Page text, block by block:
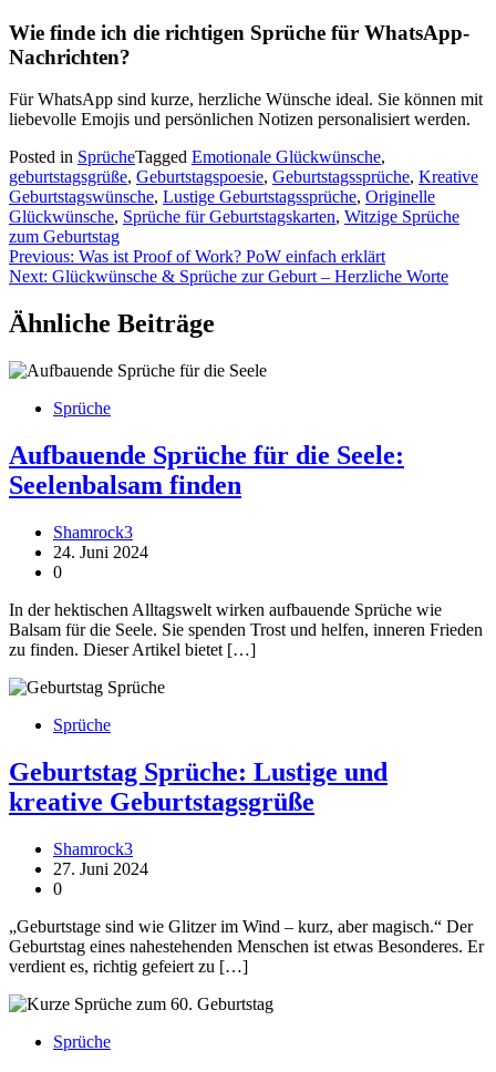
Wie finde ich die richtigen Sprüche für WhatsApp-
Nachrichten?
Für WhatsApp sind kurze, herzliche Wünsche ideal. Sie können mit
liebevolle Emojis und persönlichen Notizen personalisiert werden.
Posted in SprücheTagged Emotionale Glückwünsche,
geburtstagsgrüße, Geburtstagspoesie, Geburtstagssprüche, Kreative
Geburtstagswünsche, Lustige Geburtstagssprüche, Originelle
Glückwünsche, Sprüche für Geburtstagskarten, Witzige Sprüche
zum Geburtstag
Beitragsnavigation
Previous: Was ist Proof of Work? PoW einfach erklärt
Next: Glückwünsche & Sprüche zur Geburt – Herzliche Worte
Ähnliche Beiträge
Sprüche
Aufbauende Sprüche für die Seele:
Seelenbalsam finden
Shamrock3
24. Juni 2024
0
In der hektischen Alltagswelt wirken aufbauende Sprüche wie
Balsam für die Seele. Sie spenden Trost und helfen, inneren Frieden
zu finden. Dieser Artikel bietet […]
Sprüche
Geburtstag Sprüche: Lustige und
kreative Geburtstagsgrüße
Shamrock3
27. Juni 2024
0
„Geburtstage sind wie Glitzer im Wind – kurz, aber magisch.“ Der
Geburtstag eines nahestehenden Menschen ist etwas Besonderes. Er
verdient es, richtig gefeiert zu […]
Sprüche